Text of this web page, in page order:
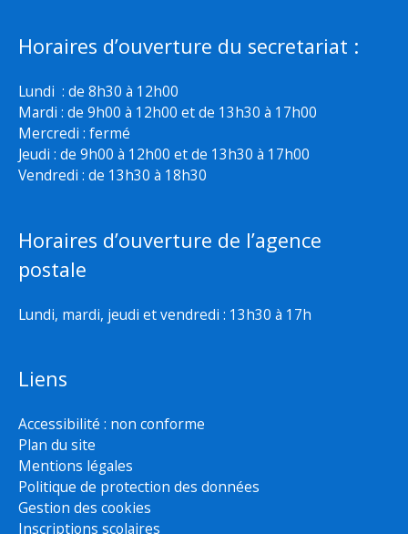
Horaires d’ouverture du secretariat :
Lundi : de 8h30 à 12h00
Mardi : de 9h00 à 12h00 et de 13h30 à 17h00
Mercredi : fermé
Jeudi : de 9h00 à 12h00 et de 13h30 à 17h00
Vendredi : de 13h30 à 18h30
Horaires d’ouverture de l’agence
postale
Lundi, mardi, jeudi et vendredi : 13h30 à 17h
Liens
Accessibilité : non conforme
Plan du site
Mentions légales
Politique de protection des données
Gestion des cookies
Inscriptions scolaires